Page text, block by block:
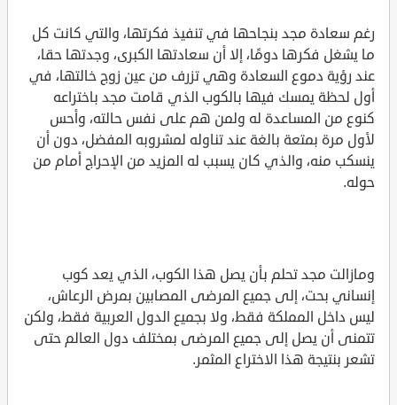
رغم سعادة مجد بنجاحها في تنفيذ فكرتها، والتي كانت كل
ما يشغل فكرها دومًا، إلا أن سعادتها الكبرى، وجدتها حقا،
عند رؤية دموع السعادة وهي تزرف من عين زوج خالتها، في
أول لحظة يمسك فيها بالكوب الذي قامت مجد باختراعه
كنوع من المساعدة له ولمن هم على نفس حالته، وأحس
لأول مرة بمتعة بالغة عند تناوله لمشروبه المفضل، دون أن
ينسكب منه، والذي كان يسبب له المزيد من الإحراج أمام من
حوله.
ومازالت مجد تحلم بأن يصل هذا الكوب، الذي يعد كوب
إنساني بحت، إلى جميع المرضى المصابين بمرض الرعاش،
ليس داخل المملكة فقط، ولا بجميع الدول العربية فقط، ولكن
تتمنى أن يصل إلى جميع المرضى بمختلف دول العالم حتى
تشعر بنتيجة هذا الاختراع المثمر.